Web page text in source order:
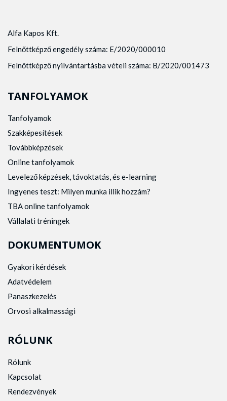
Alfa Kapos Kft.
Felnőttképző engedély száma: E/2020/000010
Felnőttképző nyilvántartásba vételi száma: B/2020/001473
TANFOLYAMOK
Tanfolyamok
Szakképesítések
Továbbképzések
Online tanfolyamok
Levelező képzések, távoktatás, és e-learning
Ingyenes teszt: Milyen munka illik hozzám?
TBA online tanfolyamok
Vállalati tréningek
DOKUMENTUMOK
Gyakori kérdések
Adatvédelem
Panaszkezelés
Orvosi alkalmassági
RÓLUNK
Rólunk
Kapcsolat
Rendezvények